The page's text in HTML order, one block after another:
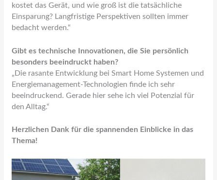
kostet das Gerät, und wie groß ist die tatsächliche
Einsparung? Langfristige Perspektiven sollten immer
bedacht werden.“
Gibt es technische Innovationen, die Sie persönlich
besonders beeindruckt haben?
„Die rasante Entwicklung bei Smart Home Systemen und
Energiemanagement-Technologien finde ich sehr
beeindruckend. Gerade hier sehe ich viel Potenzial für
den Alltag.“
Herzlichen Dank für die spannenden Einblicke in das
Thema!